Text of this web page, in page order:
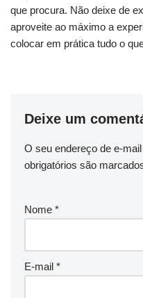
que procura. Não deixe⁣ de
aproveite ao máximo a
colocar em prática tudo o
Deixe um
O seu endereço de e-
obrigatórios são
Nome *
E-mail *